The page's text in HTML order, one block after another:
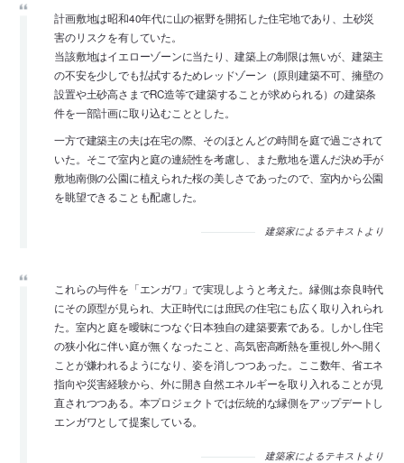
計画敷地は昭和40年代に山の裾野を開拓した住宅地であり、土砂災
害のリスクを有していた。
当該敷地はイエローゾーンに当たり、建築上の制限は無いが、建築主
の不安を少しでも払拭するためレッドゾーン（原則建築不可、擁壁の
設置や土砂高さまでRC造等で建築することが求められる）の建築条
件を一部計画に取り込むこととした。
一方で建築主の夫は在宅の際、そのほとんどの時間を庭で過ごされて
いた。そこで室内と庭の連続性を考慮し、また敷地を選んだ決め手が
敷地南側の公園に植えられた桜の美しさであったので、室内から公園
を眺望できることも配慮した。
建築家によるテキストより
これらの与件を「エンガワ」で実現しようと考えた。縁側は奈良時代
にその原型が見られ、大正時代には庶民の住宅にも広く取り入れられ
た。室内と庭を曖昧につなぐ日本独自の建築要素である。しかし住宅
の狭小化に伴い庭が無くなったこと、高気密高断熱を重視し外へ開く
ことが嫌われるようになり、姿を消しつつあった。ここ数年、省エネ
指向や災害経験から、外に開き自然エネルギーを取り入れることが見
直されつつある。本プロジェクトでは伝統的な縁側をアップデートし
エンガワとして提案している。
建築家によるテキストより